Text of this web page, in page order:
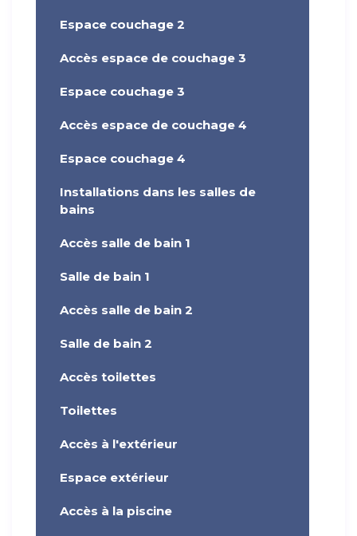
Espace couchage 2
Accès espace de couchage 3
Espace couchage 3
Accès espace de couchage 4
Espace couchage 4
Installations dans les salles de
bains
Accès salle de bain 1
Salle de bain 1
Accès salle de bain 2
Salle de bain 2
Accès toilettes
Toilettes
Accès à l'extérieur
Espace extérieur
Accès à la piscine